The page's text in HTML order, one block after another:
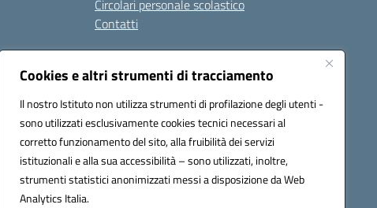
Cookies e altri strumenti di tracciamento
Il nostro Istituto non utilizza strumenti di profilazione degli utenti -
sono utilizzati esclusivamente cookies tecnici necessari al
corretto funzionamento del sito, alla fruibilità dei servizi
istituzionali e alla sua accessibilità – sono utilizzati, inoltre,
strumenti statistici anonimizzati messi a disposizione da Web
Analytics Italia.
Circolari personale scolastico
Contatti
Seguici su: